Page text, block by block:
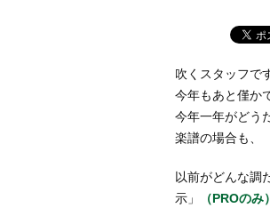
吹くスタッフで
今年もあと僅か
今年一年がどう
楽譜の場合も、
以前がどんな調
示」
（PROのみ）